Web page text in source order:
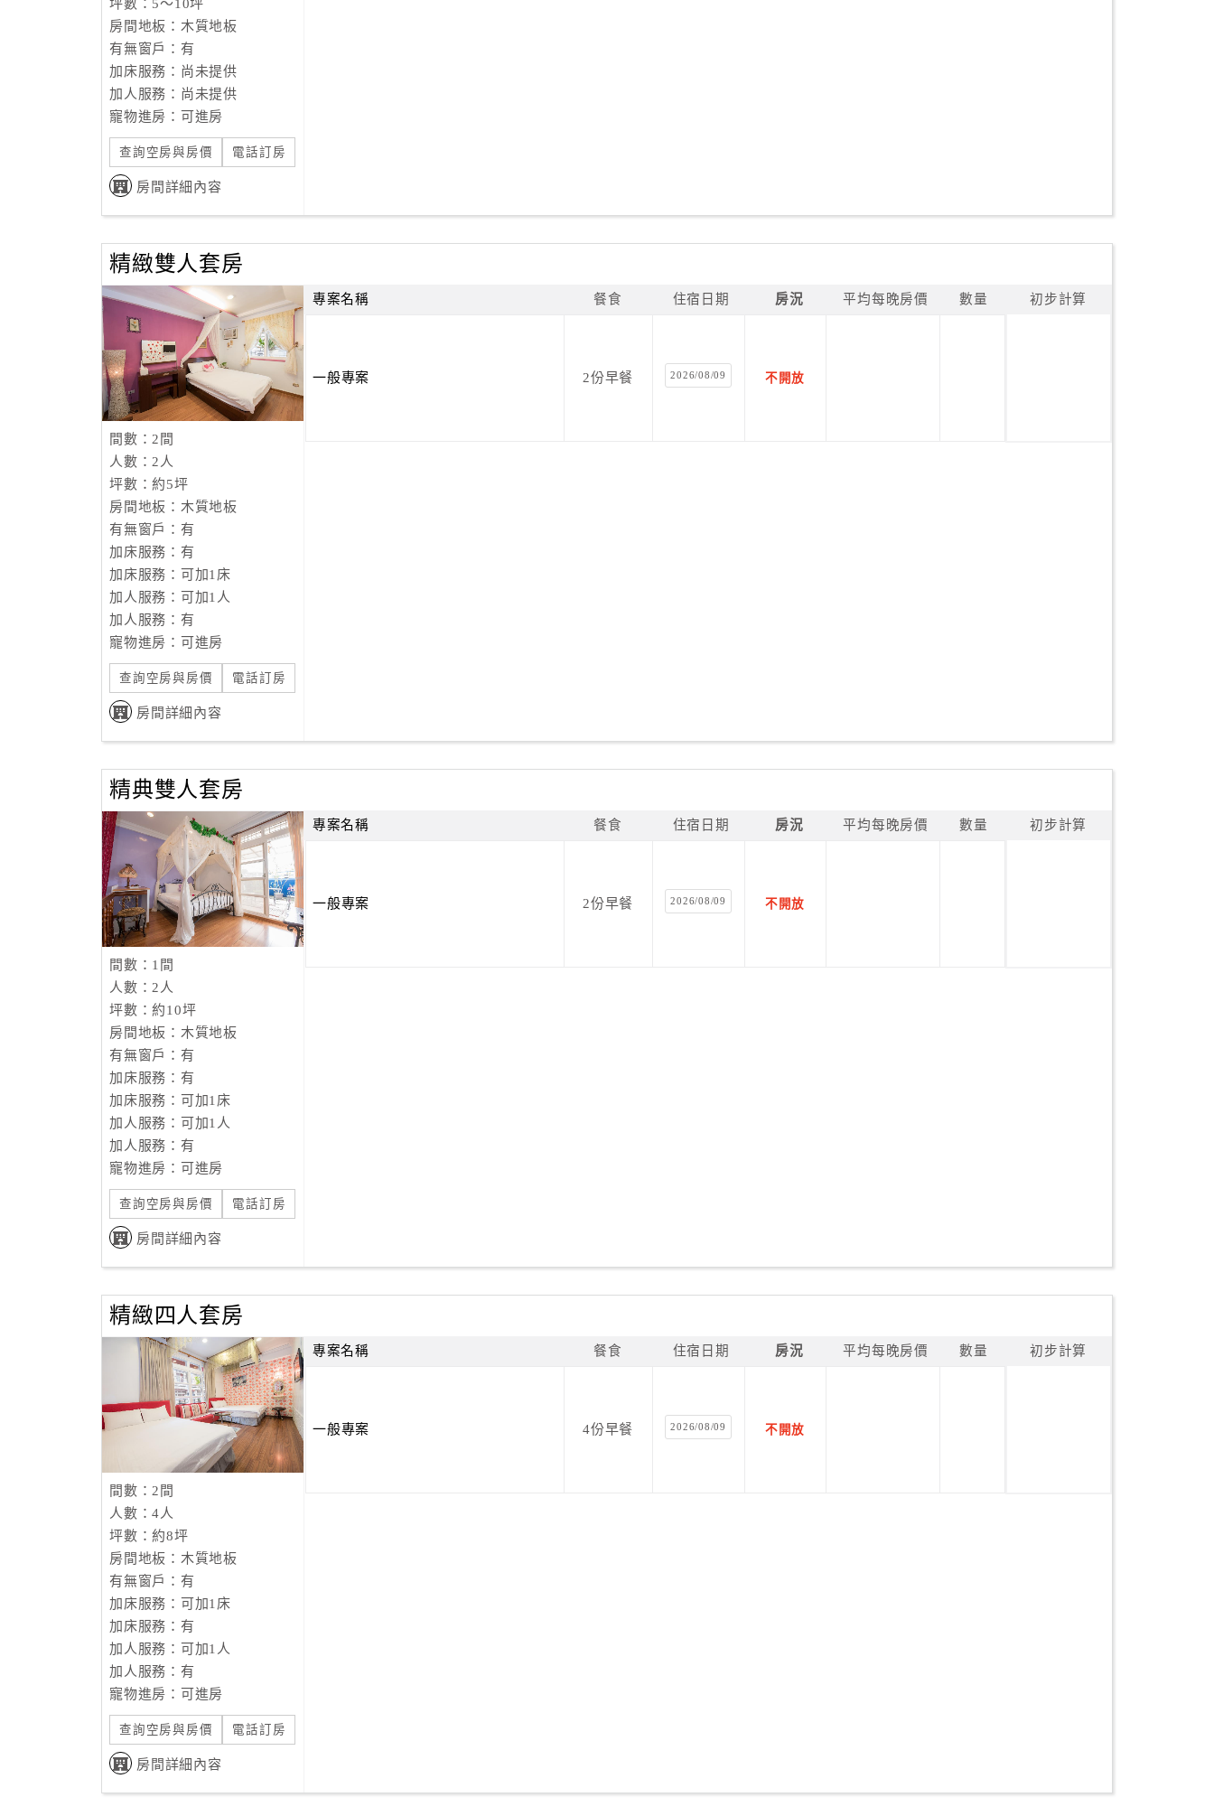
坪數：5～10坪
房間地板：木質地板
有無窗戶：有
加床服務：尚未提供
加人服務：尚未提供
寵物進房：可進房
查詢空房與房價 電話訂房
房間詳細內容
精緻雙人套房
間數：2間
人數：2人
坪數：約5坪
房間地板：木質地板
有無窗戶：有
加床服務：有
加床服務：可加1床
加人服務：可加1人
加人服務：有
寵物進房：可進房
查詢空房與房價 電話訂房
房間詳細內容
專案名稱 餐食 住宿日期 房況 平均每晚房價 數量 初步計算
一般專案 2份早餐 2026/08/09 不開放
精典雙人套房
間數：1間
人數：2人
坪數：約10坪
房間地板：木質地板
有無窗戶：有
加床服務：有
加床服務：可加1床
加人服務：可加1人
加人服務：有
寵物進房：可進房
查詢空房與房價 電話訂房
房間詳細內容
專案名稱 餐食 住宿日期 房況 平均每晚房價 數量 初步計算
一般專案 2份早餐 2026/08/09 不開放
精緻四人套房
間數：2間
人數：4人
坪數：約8坪
房間地板：木質地板
有無窗戶：有
加床服務：可加1床
加床服務：有
加人服務：可加1人
加人服務：有
寵物進房：可進房
查詢空房與房價 電話訂房
房間詳細內容
專案名稱 餐食 住宿日期 房況 平均每晚房價 數量 初步計算
一般專案 4份早餐 2026/08/09 不開放